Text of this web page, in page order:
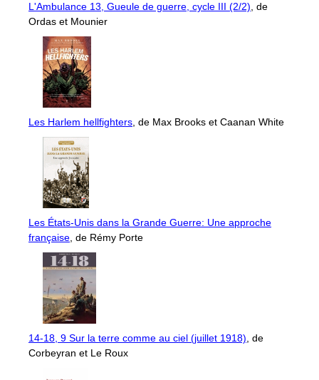
L'Ambulance 13, Gueule de guerre, cycle III (2/2) , de
Ordas et Mounier
Les Harlem hellfighters , de Max Brooks et Caanan White
Les États-Unis dans la Grande Guerre: Une approche
française , de Rémy Porte
14-18, 9 Sur la terre comme au ciel (juillet 1918) , de
Corbeyran et Le Roux